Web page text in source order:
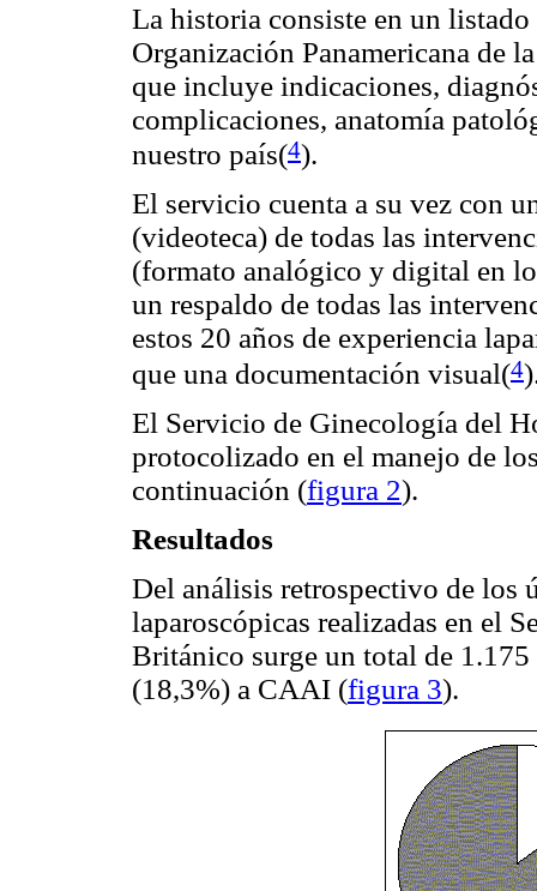
La historia consiste en un
Organización Panamericana de
que incluye indicaciones,
complicaciones, anatomía
nuestro país(4).
El servicio cuenta a su vez con
(videoteca) de todas las
(formato analógico y digital en
un respaldo de todas las
estos 20 años de experiencia
que una documentación visual(4
El Servicio de Ginecología del
protocolizado en el manejo de
continuación (figura 2).
Resultados
Del análisis retrospectivo de los
laparoscópicas realizadas en el
Británico surge un total de
(18,3%) a CAAI (figura 3).